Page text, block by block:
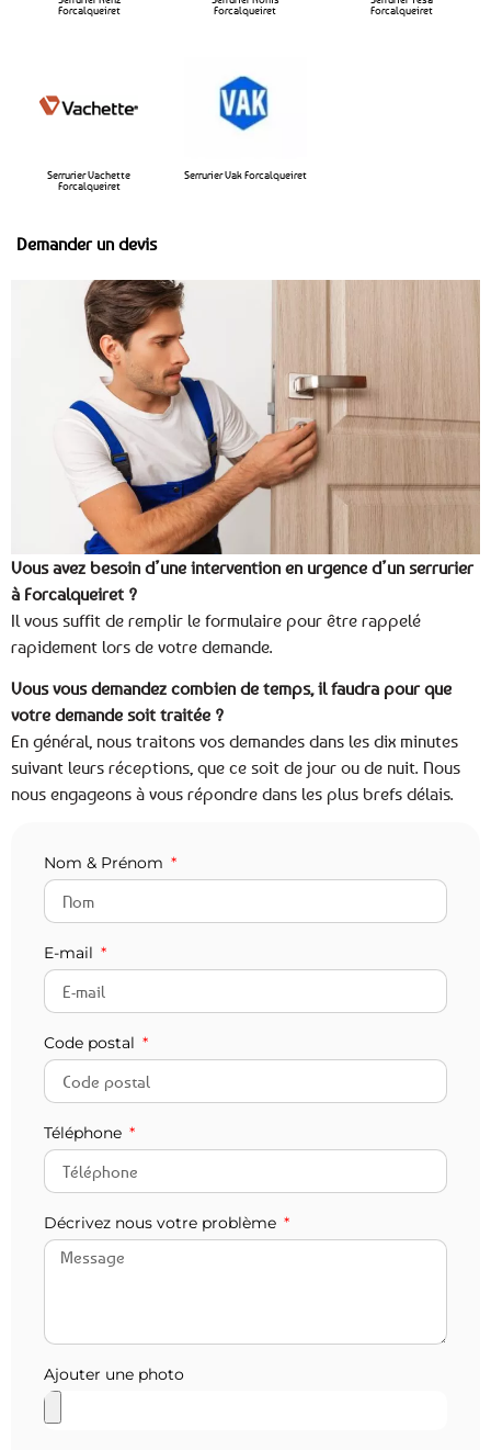
Forcalqueiret
Forcalqueiret
Forcalqueiret
Serrurier Vachette
Forcalqueiret
Serrurier Vak Forcalqueiret
Demander un devis
Vous avez besoin d’une intervention en urgence d’un serrurier
à Forcalqueiret ?
Il vous suffit de remplir le formulaire pour être rappelé
rapidement lors de votre demande.
Vous vous demandez combien de temps, il faudra pour que
votre demande soit traitée ?
En général, nous traitons vos demandes dans les dix minutes
suivant leurs réceptions, que ce soit de jour ou de nuit. Nous
nous engageons à vous répondre dans les plus brefs délais.
Nom & Prénom
E-mail
Code postal
Téléphone
Décrivez nous votre problème
Ajouter une photo